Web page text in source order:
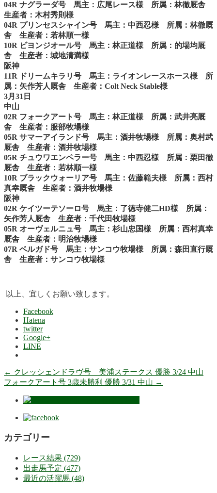
04R ナグラーダ号 馬主：広尾レース様 所属：林徹厩舎
生産者：木村秀則様
04R プリンセスシャイン号 馬主：中西忍様 所属：林徹厩
舎 生産者：若林順一様
10R ビヨンジオール号 馬主：林正道様 所属：的場均厩
舎 生産者：城地清満様
阪神
11R ドリームキラリ号 馬主：ライオンレースホース様 所
属：矢作芳人厩舎 生産者：Colt Neck Stable様
3月31日
中山
02R フォークアート号 馬主：林正道様 所属：武井亮厩
舎 生産者：服部牧場様
05R サマーアイランド号 馬主：酒井牧場様 所属：奥村武
厩舎 生産者：酒井牧場様
05R チュウワエンペラー号 馬主：中西忍様 所属：栗田徹
厩舎 生産者：若林順一様
10R ブラックウォーリア号 馬主：佐藤範夫様 所属：西村
真幸厩舎 生産者：酒井牧場様
阪神
02R ケイツーテソーロ号 馬主：了徳寺健二HD様 所属：
矢作芳人厩舎 生産者：千代田牧場様
05R オーヴェルニュ号 馬主：杉山忠国様 所属：西村真幸
厩舎 生産者：明治牧場様
07R ベルガド号 馬主：サンコウ牧場様 所属：森田直行厩
舎 生産者：サンコウ牧場様
以上、宜しくお願い致します。
Facebook
Hatena
twitter
Google+
LINE
← クレッシェンドラヴ号 美浦ステークス 優勝 3/24 中山
フォークアート号 3歳未勝利 優勝 3/31 中山 →
カテゴリー
レース結果 (729)
出走馬予定 (477)
最近の活躍馬 (48)